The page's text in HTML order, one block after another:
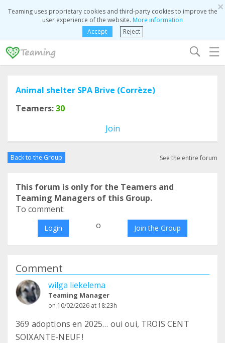
×
Teaming uses proprietary cookies and third-party cookies to improve the
user experience of the website. More information
Accept
Reject
☰
Animal shelter SPA Brive (Corrèze)
Teamers:30
Join
Back to the Group See the entire forum
This forum is only for the Teamers and
Teaming Managers of this Group.
To comment:
Login o Join the Group
Comment
wilga liekelema
Teaming Manager
on 10/02/2026 at 18:23h
369 adoptions en 2025… oui oui, TROIS CENT
SOIXANTE-NEUF !